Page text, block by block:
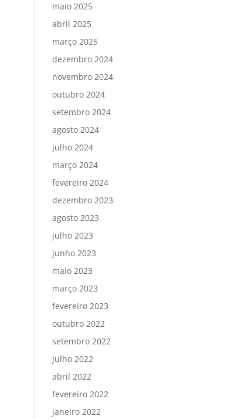
maio 2025
abril 2025
março 2025
dezembro 2024
novembro 2024
outubro 2024
setembro 2024
agosto 2024
julho 2024
março 2024
fevereiro 2024
dezembro 2023
agosto 2023
julho 2023
junho 2023
maio 2023
março 2023
fevereiro 2023
outubro 2022
setembro 2022
julho 2022
abril 2022
fevereiro 2022
janeiro 2022